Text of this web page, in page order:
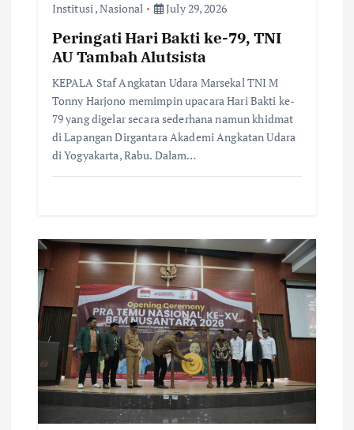
Institusi,Nasional July 29, 2026
Peringati Hari Bakti ke-79, TNI
AU Tambah Alutsista
KEPALA Staf Angkatan Udara Marsekal TNI M
Tonny Harjono memimpin upacara Hari Bakti ke-
79 yang digelar secara sederhana namun khidmat
di Lapangan Dirgantara Akademi Angkatan Udara
di Yogyakarta, Rabu. Dalam…